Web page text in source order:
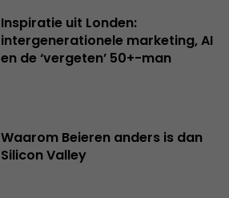
Inspiratie uit Londen:
intergenerationele marketing, AI
en de ‘vergeten’ 50+-man
Waarom Beieren anders is dan
Silicon Valley